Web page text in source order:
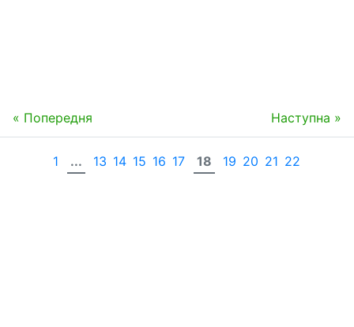
« Попередня Наступна »
1 ... 13 14 15 16 17 18 19 20 21 22